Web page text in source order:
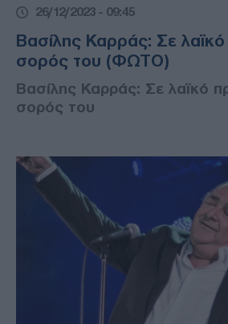
26/12/2023 - 09:45
Βασίλης Καρράς: Σε
σορός του (ΦΩΤΟ)
Βασίλης Καρράς: Σε λαϊκό
σορός του